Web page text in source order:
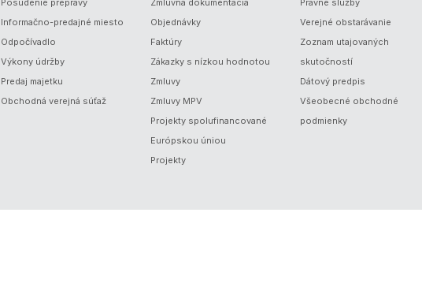
Posúdenie prepravy
Informačno-predajné miesto
Odpočívadlo
Výkony údržby
Predaj majetku
Obchodná verejná súťaž
Zmluvná dokumentácia
Objednávky
Faktúry
Zákazky s nízkou hodnotou
Zmluvy
Zmluvy MPV
Projekty spolufinancované
Európskou úniou
Projekty
Právne služby
Verejné obstarávanie
Zoznam utajovaných
skutočností
Dátový predpis
Všeobecné obchodné
podmienky